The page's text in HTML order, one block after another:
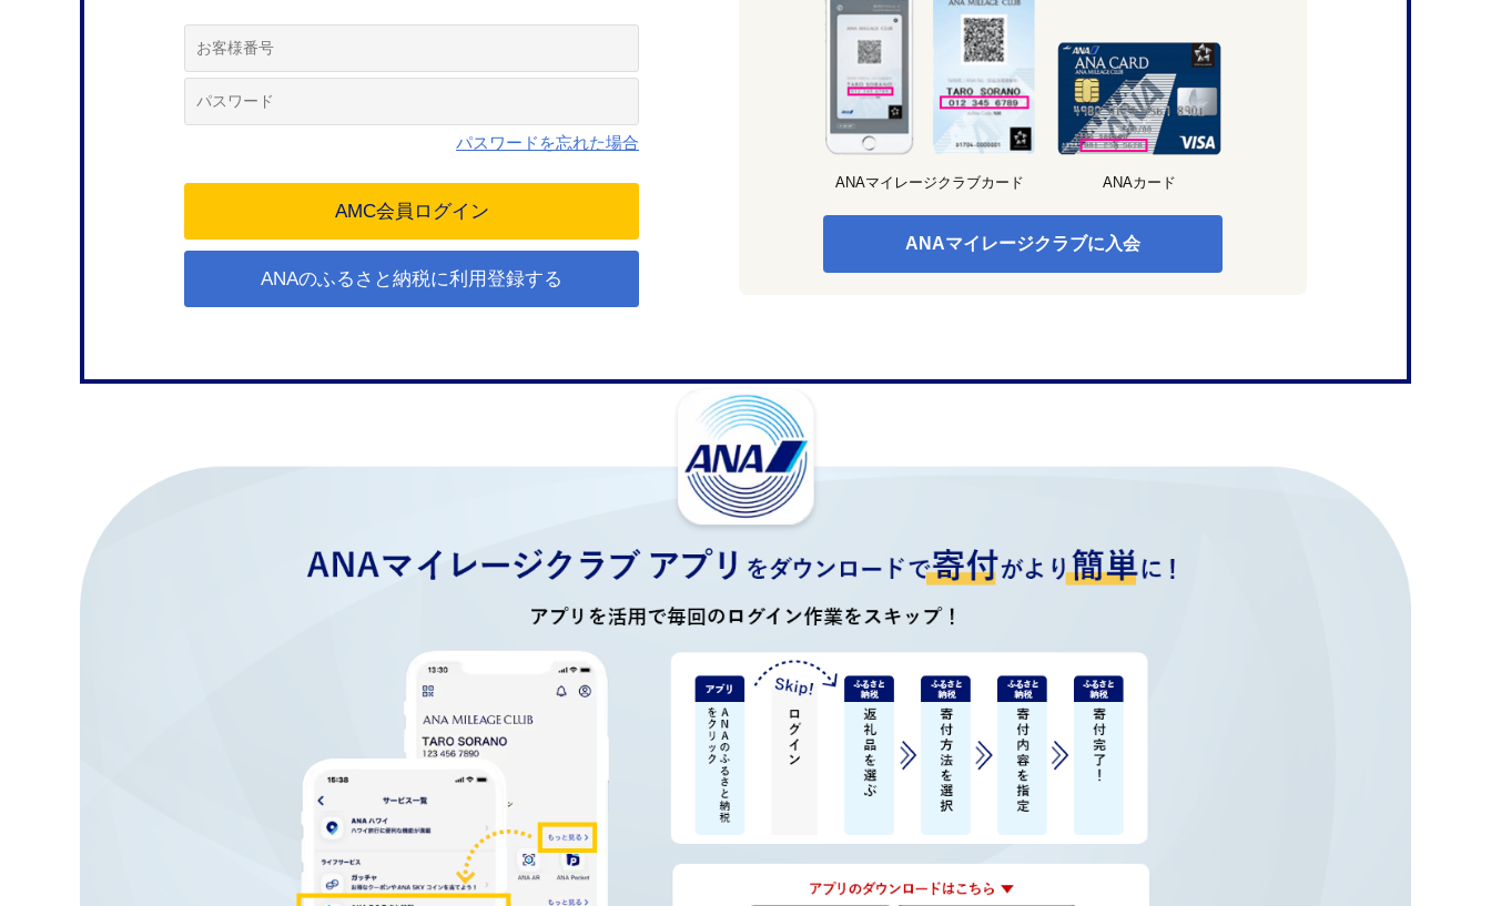
パスワードを忘れた場合
ANAのふるさと納税に利用登録する
ANAマイレージクラブカード ANAカード
ANAマイレージクラブに入会